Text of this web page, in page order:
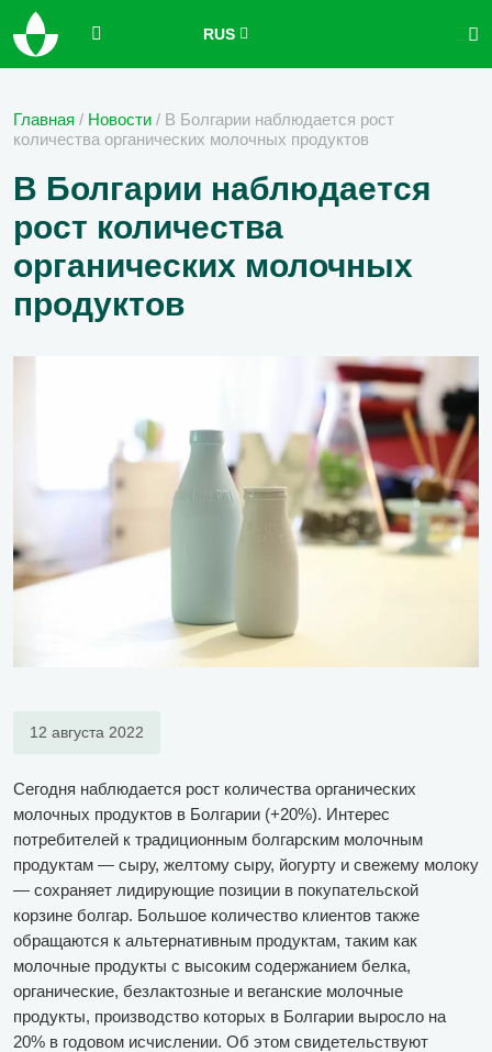
RUS
Главная / Новости / В Болгарии наблюдается рост
количества органических молочных продуктов
В Болгарии наблюдается
рост количества
органических молочных
продуктов
12 августа 2022
Сегодня наблюдается рост количества органических
молочных продуктов в Болгарии (+20%). Интерес
потребителей к традиционным болгарским молочным
продуктам — сыру, желтому сыру, йогурту и свежему молоку
— сохраняет лидирующие позиции в покупательской
корзине болгар. Большое количество клиентов также
обращаются к альтернативным продуктам, таким как
молочные продукты с высоким содержанием белка,
органические, безлактозные и веганские молочные
продукты, производство которых в Болгарии выросло на
20% в годовом исчислении. Об этом свидетельствуют